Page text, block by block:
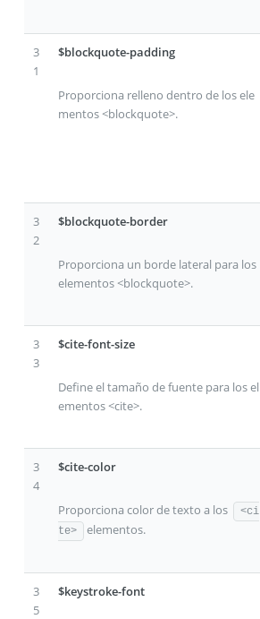
3
1
$blockquote-padding
Proporciona relleno dentro de los ele
mentos <blockquote>.
3
2
$blockquote-border
Proporciona un borde lateral para los
elementos <blockquote>.
3
3
$cite-font-size
Define el tamaño de fuente para los el
ementos <cite>.
3
4
$cite-color
Proporciona color de texto a los
<ci
te>
elementos.
3
5
$keystroke-font